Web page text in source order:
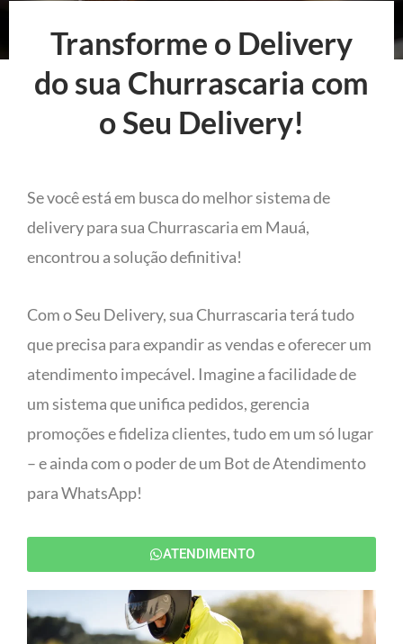
Transforme o Delivery
do sua Churrascaria com
o Seu Delivery!
Se você está em busca do melhor sistema de
delivery para sua Churrascaria em Mauá,
encontrou a solução definitiva!
Com o Seu Delivery, sua Churrascaria terá tudo
que precisa para expandir as vendas e oferecer um
atendimento impecável. Imagine a facilidade de
um sistema que unifica pedidos, gerencia
promoções e fideliza clientes, tudo em um só lugar
– e ainda com o poder de um Bot de Atendimento
para WhatsApp!
ATENDIMENTO